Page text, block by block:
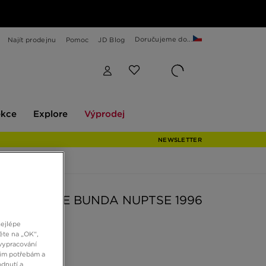
Najít prodejnu Pomoc JD Blog Doručujeme do...
Explore Výprodej
NEWSLETTER
FACE BUNDA NUPTSE 1996
na „OK“,
potřebám a